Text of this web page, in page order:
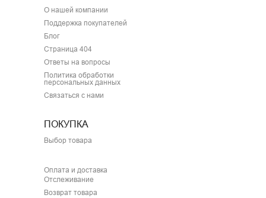
ПОКУПКА
О нашей компании
Поддержка покупателей
Блог
Страница 404
Ответы на вопросы
Политика обработки
персональных данных
Связаться с нами
Выбор товара
Оплата и доставка
Отслеживание
Возврат товара